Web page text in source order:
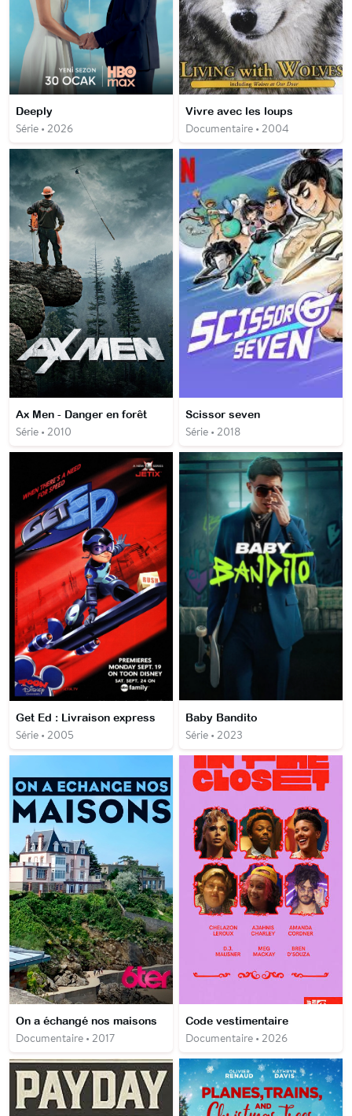
Deeply
Série • 2026
Vivre avec les loups
Documentaire • 2004
Ax Men - Danger en forêt
Série • 2010
Scissor seven
Série • 2018
Get Ed : Livraison express
Série • 2005
Baby Bandito
Série • 2023
On a échangé nos maisons
Documentaire • 2017
Code vestimentaire
Documentaire • 2026